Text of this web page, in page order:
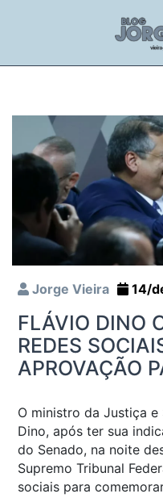
Jorge Vieira 14/
FLÁVIO DINO
REDES
APROVAÇÃO
O ministro da Justiça e
Dino, após ter sua
do Senado, na noite
Supremo Tribunal
sociais para